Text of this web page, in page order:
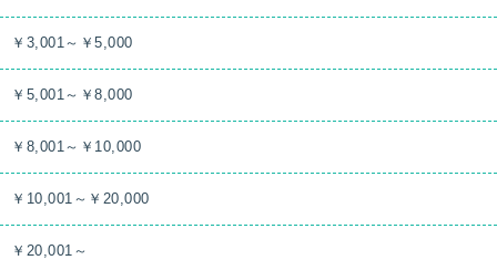
￥3,001～￥5,000
￥5,001～￥8,000
￥8,001～￥10,000
￥10,001～￥20,000
￥20,001～